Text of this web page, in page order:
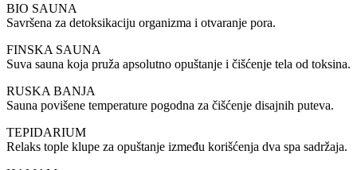
BIO SAUNA
Savršena za detoksikaciju organizma i otvaranje pora.
FINSKA SAUNA
Suva sauna koja pruža apsolutno opuštanje i čišćenje tela od toksina.
RUSKA BANJA
Sauna povišene temperature pogodna za čišćenje disajnih puteva.
TEPIDARIUM
Relaks tople klupe za opuštanje između korišćenja dva spa sadržaja.